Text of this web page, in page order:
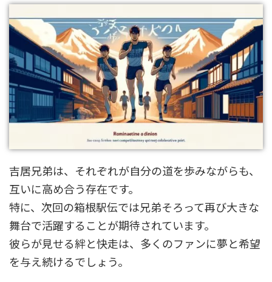
吉居兄弟は、それぞれが自分の道を歩みながらも、
互いに高め合う存在です。
特に、次回の箱根駅伝では兄弟そろって再び大きな
舞台で活躍することが期待されています。
彼らが見せる絆と快走は、多くのファンに夢と希望
を与え続けるでしょう。